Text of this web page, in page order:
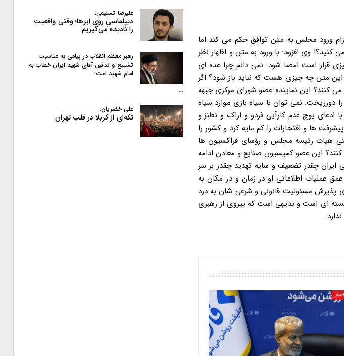
ورود مجلس به متن توافق حکم می کند اما
وی افزود: با ورود به متن و اظهار نظر
قرار است امضا شود. نمی دانم چرا عده ای
متن چه چیزی هست که نباید باز شود؟ اگر
کنند؟ این نماینده عضو شورای مرکزی جبهه
دورریخت. نمی توان با سیاه بازی موارد سیاه
ادعای پوچ عدم کارآیی فردو و اراک و نطنز و
ها و افتخارات را کم مایه کرد و کشور را
هیات رئیسه مجلس و رؤسای فراکسیون ها
این عضو کمیسیون صنایع و معادن ادامه
ایران چقدر تضعیف و سایه تهدید چقدر بر سر
عملیات اطلاعاتی او در زمان و در مکان به
پذیرش مسئولیت قانونی و شرعی شان به درد
ای است و بدیهی است که پیروی از رهبری
اخبار
علیرضا تسلیمی:
دیپلماسیِ روی ابرها؛ وقتی واقعیت
را نادیده می‌گیریم
رهبر معظم انقلاب در پیامی به‌ مناسبت
تشییع و تدفین آقای شهید ایران خطاب به
امام شهید امت:
…
علی خضریان:
تکه‌ای از کربلا در قلب تهران